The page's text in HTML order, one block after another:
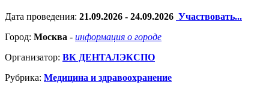
Дата проведения: 21.09.2026 - 24.09.2026 Участвовать...
Город: Москва - информация о городе
Организатор: ВК ДЕНТАЛЭКСПО
Рубрика: Медицина и здравоохранение